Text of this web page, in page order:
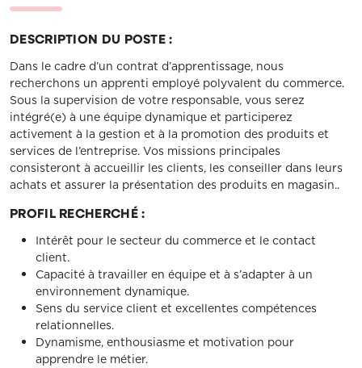
DESCRIPTION DU POSTE :
Dans le cadre d’un contrat d’apprentissage, nous
recherchons un apprenti employé polyvalent du commerce.
Sous la supervision de votre responsable, vous serez
intégré(e) à une équipe dynamique et participerez
activement à la gestion et à la promotion des produits et
services de l’entreprise. Vos missions principales
consisteront à accueillir les clients, les conseiller dans leurs
achats et assurer la présentation des produits en magasin..
PROFIL RECHERCHÉ :
Intérêt pour le secteur du commerce et le contact
client.
Capacité à travailler en équipe et à s’adapter à un
environnement dynamique.
Sens du service client et excellentes compétences
relationnelles.
Dynamisme, enthousiasme et motivation pour
apprendre le métier.